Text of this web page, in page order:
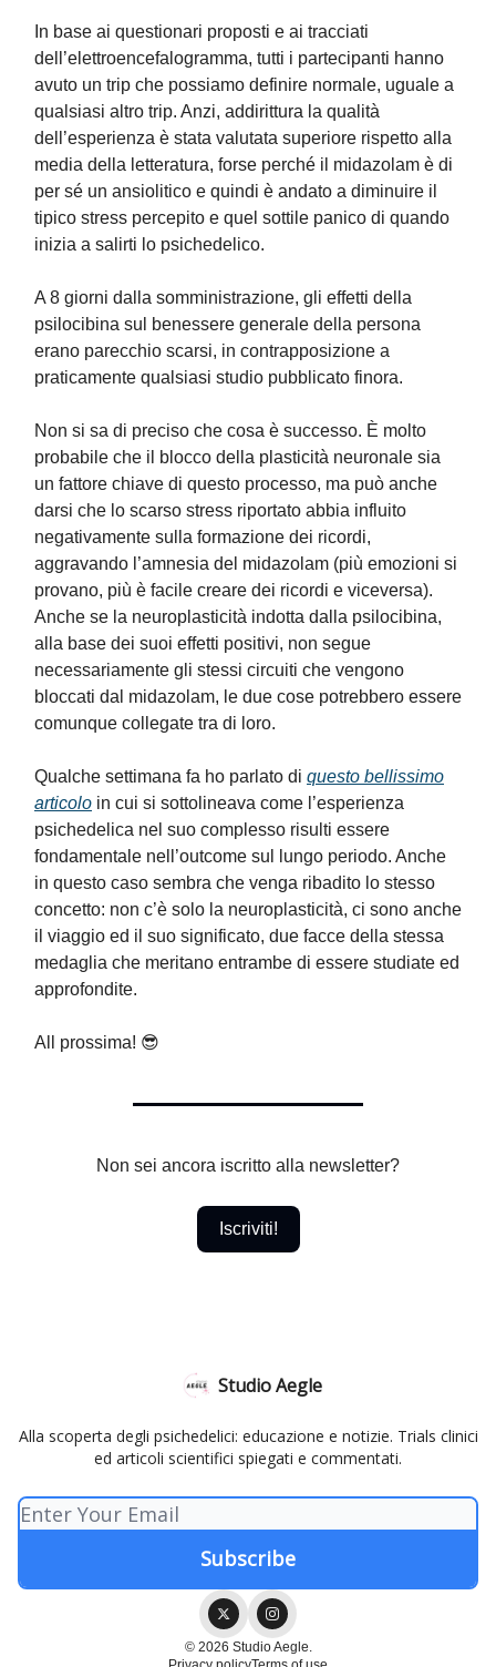
In base ai questionari proposti e ai tracciati
dell’elettroencefalogramma, tutti i partecipanti hanno
avuto un trip che possiamo definire normale, uguale a
qualsiasi altro trip. Anzi, addirittura la qualità
dell’esperienza è stata valutata superiore rispetto alla
media della letteratura, forse perché il midazolam è di
per sé un ansiolitico e quindi è andato a diminuire il
tipico stress percepito e quel sottile panico di quando
inizia a salirti lo psichedelico.
A 8 giorni dalla somministrazione, gli effetti della
psilocibina sul benessere generale della persona
erano parecchio scarsi, in contrapposizione a
praticamente qualsiasi studio pubblicato finora.
Non si sa di preciso che cosa è successo. È molto
probabile che il blocco della plasticità neuronale sia
un fattore chiave di questo processo, ma può anche
darsi che lo scarso stress riportato abbia influito
negativamente sulla formazione dei ricordi,
aggravando l’amnesia del midazolam (più emozioni si
provano, più è facile creare dei ricordi e viceversa).
Anche se la neuroplasticità indotta dalla psilocibina,
alla base dei suoi effetti positivi, non segue
necessariamente gli stessi circuiti che vengono
bloccati dal midazolam, le due cose potrebbero essere
comunque collegate tra di loro.
Qualche settimana fa ho parlato di questo bellissimo
articolo in cui si sottolineava come l’esperienza
psichedelica nel suo complesso risulti essere
fondamentale nell’outcome sul lungo periodo. Anche
in questo caso sembra che venga ribadito lo stesso
concetto: non c’è solo la neuroplasticità, ci sono anche
il viaggio ed il suo significato, due facce della stessa
medaglia che meritano entrambe di essere studiate ed
approfondite.
All prossima! 😎
Non sei ancora iscritto alla newsletter?
Iscriviti!
Studio Aegle
Alla scoperta degli psichedelici: educazione e notizie. Trials clinici
ed articoli scientifici spiegati e commentati.
© 2026 Studio Aegle.